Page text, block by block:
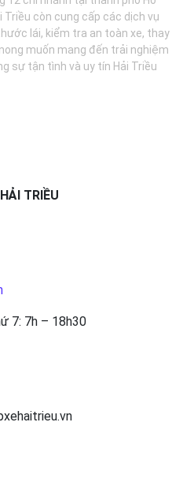
Triều còn cung cấp các dịch vụ
lái, kiểm tra an toàn xe, thay
muốn mang đến trải nghiệm
sự tận tình và uy tín Hải Triều
TRIỀU
7: 7h – 18h30